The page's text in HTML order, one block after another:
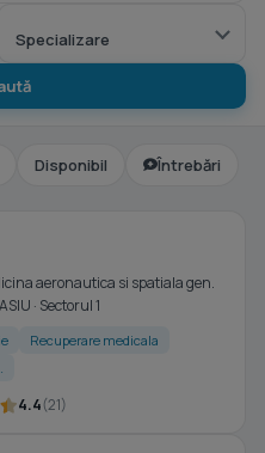
Disponibil Întrebări
aeronautica si spatiala gen.
· Sectorul 1
Recuperare medicala
4.4(21)